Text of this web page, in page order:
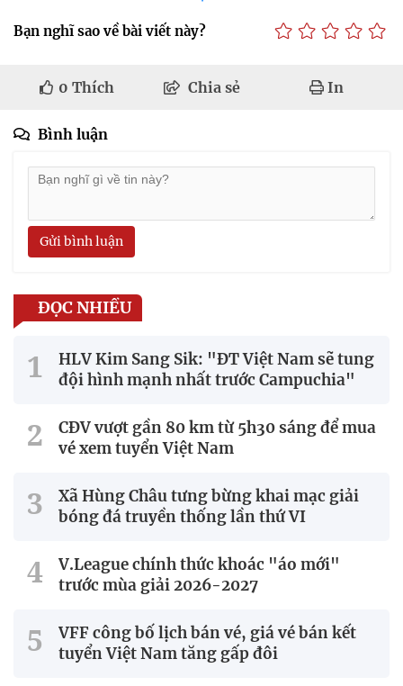
Bạn nghĩ sao về bài viết này?
0 Thích Chia sẻ In
Bình luận
Gửi bình luận
ĐỌC NHIỀU
HLV Kim Sang Sik: "ĐT Việt Nam sẽ tung
đội hình mạnh nhất trước Campuchia"
CĐV vượt gần 80 km từ 5h30 sáng để mua
vé xem tuyển Việt Nam
Xã Hùng Châu tưng bừng khai mạc giải
bóng đá truyền thống lần thứ VI
V.League chính thức khoác "áo mới"
trước mùa giải 2026-2027
VFF công bố lịch bán vé, giá vé bán kết
tuyển Việt Nam tăng gấp đôi